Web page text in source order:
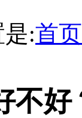
:首页
不